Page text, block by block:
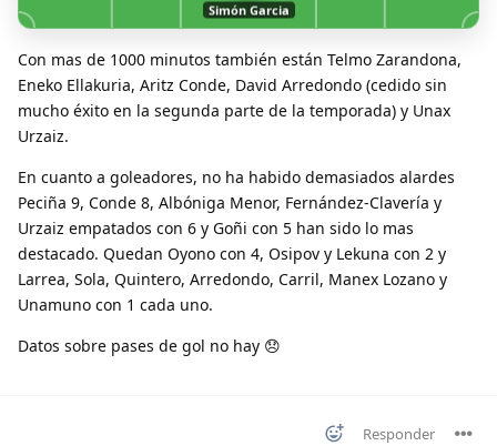
Simón Garcia
Con mas de 1000 minutos también están Telmo Zarandona,
Eneko Ellakuria, Aritz Conde, David Arredondo (cedido sin
mucho éxito en la segunda parte de la temporada) y Unax
Urzaiz.
En cuanto a goleadores, no ha habido demasiados alardes
Peciña 9, Conde 8, Albóniga Menor, Fernández-Clavería y
Urzaiz empatados con 6 y Goñi con 5 han sido lo mas
destacado. Quedan Oyono con 4, Osipov y Lekuna con 2 y
Larrea, Sola, Quintero, Arredondo, Carril, Manex Lozano y
Unamuno con 1 cada uno.
Datos sobre pases de gol no hay 😞
Responder